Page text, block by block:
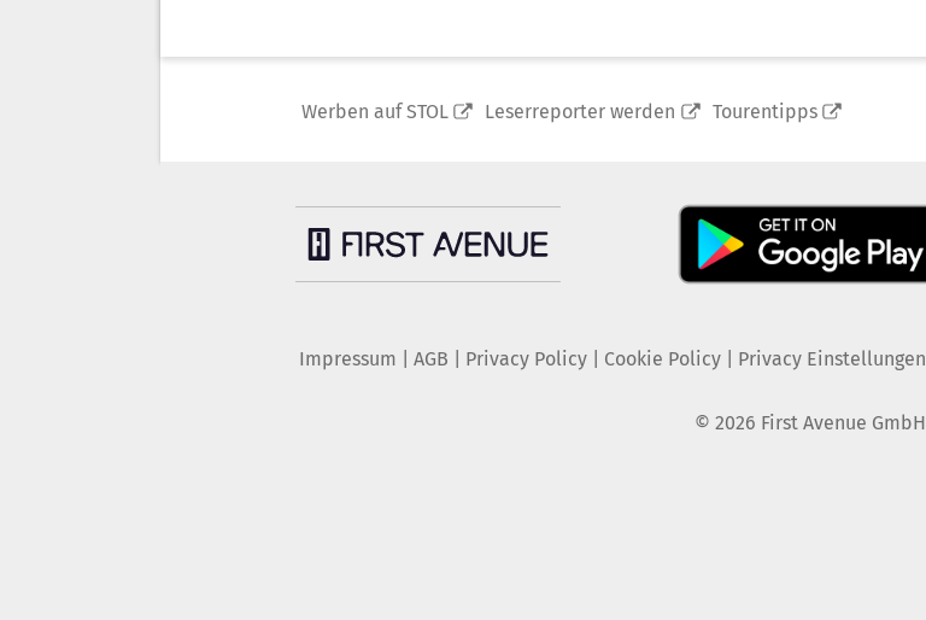
Werben auf STOL Leserreporter werden Tourentipps
Impressum AGB Privacy Policy| Cookie Policy| Privacy Einstellungen
© 2026 First Avenue GmbH